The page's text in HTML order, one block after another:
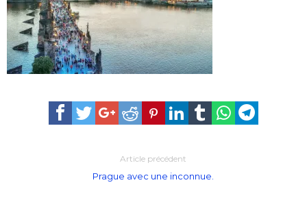
Article précédent
Prague avec une inconnue.